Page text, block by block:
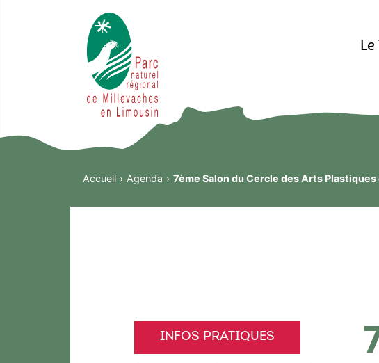
Accueil Agenda 7ème Salon du Cercle des Arts
INFOS PRATIQUES